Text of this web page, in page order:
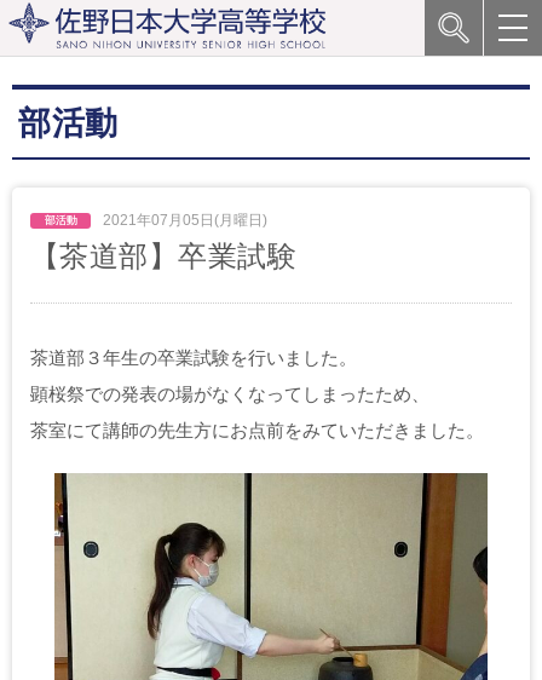
部活動
2021年07月05日(月曜日)
【茶道部】卒業試験
茶道部３年生の卒業試験を行いました。
顕桜祭での発表の場がなくなってしまったため、
茶室にて講師の先生方にお点前をみていただきました。